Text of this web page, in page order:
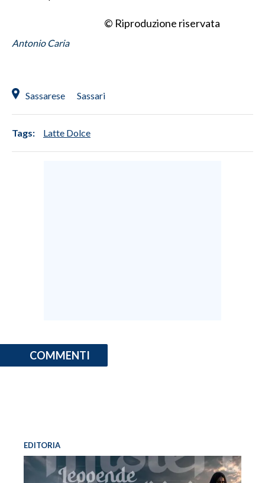
© Riproduzione riservata
Antonio Caria
Sassarese Sassari
Tags: Latte Dolce
COMMENTI
EDITORIA